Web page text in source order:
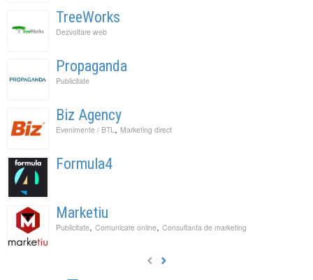
TreeWorks
Dezvoltare web
Propaganda
Publicitate
Biz Agency
Evenimente / BTL , Marketing direct
Formula4
Marketiu
Publicitate, Comunicare online, Consultanta de marketing